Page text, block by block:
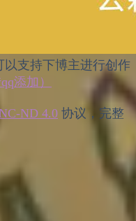
支持下博主进行创作
添加）
ND 4.0 协议，完整